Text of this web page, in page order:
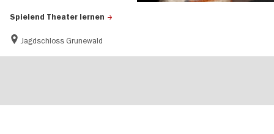
Spielend Theater lernen
Jagdschloss Grunewald